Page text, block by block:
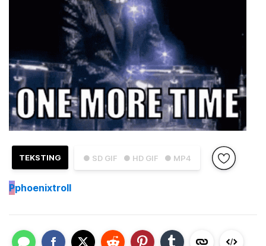
● SD GIF ● HD GIF ● MP4
TEKSTING
Pphoenixtroll